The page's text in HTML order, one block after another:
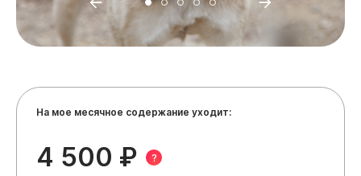
На мое месячное содержание уходит:
4 500 ₽ ?